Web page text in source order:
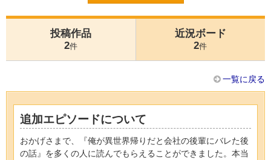
投稿作品
2件
近況ボード
2件
一覧に戻る
追加エピソードについて
おかげさまで、『俺が異世界帰りだと会社の後輩にバレた後
の話』を多くの人に読んでもらえることができました。本当